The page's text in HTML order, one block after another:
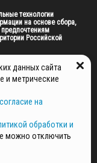
технологии
на основе сбора,
Российской
ГАУ МО "ЦИФРОВЫЕ
ДАННЫХ
данных сайта
и метрические
согласие на
обработки и
можно отключить